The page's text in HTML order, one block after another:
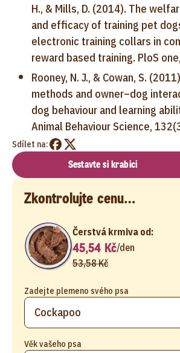
H., & Mills, D. (2014). The
and efficacy of training pet
electronic training collars in
reward based training. PloS
Rooney, N. J., & Cowan, S.
methods and owner–dog
dog behaviour and learning
Animal Behaviour Science,
Sdílet na:
Sestavte si krabici
Zkontrolujte cenu…
Zadejte plemeno svého psa
Věk vašeho psa
Čerstvá krmiva od:
45,54 Kč/den
53,58 Kč